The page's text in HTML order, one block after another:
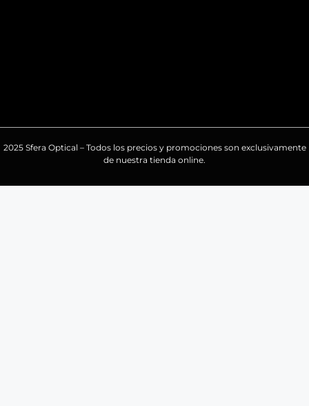
2025 Sfera Optical – Todos los precios y promociones son exclusivamente
de nuestra tienda online.